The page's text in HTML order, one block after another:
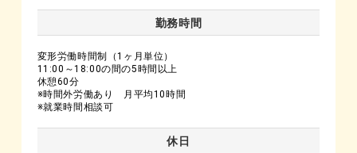
勤務時間
変形労働時間制（1ヶ月単位）
11:00～18:00の間の5時間以上
休憩60分
※時間外労働あり 月平均10時間
※就業時間相談可
休日